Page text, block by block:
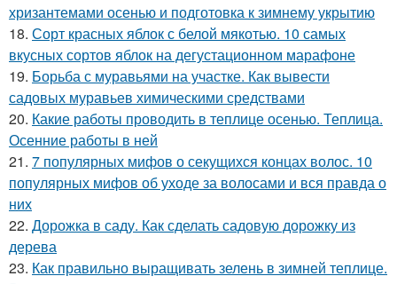
хризантемами осенью и подготовка к зимнему укрытию
18. Сорт красных яблок с белой мякотью. 10 самых
вкусных сортов яблок на дегустационном марафоне
19. Борьба с муравьями на участке. Как вывести
садовых муравьев химическими средствами
20. Какие работы проводить в теплице осенью. Теплица.
Осенние работы в ней
21. 7 популярных мифов о секущихся концах волос. 10
популярных мифов об уходе за волосами и вся правда о
них
22. Дорожка в саду. Как сделать садовую дорожку из
дерева
23. Как правильно выращивать зелень в зимней теплице.